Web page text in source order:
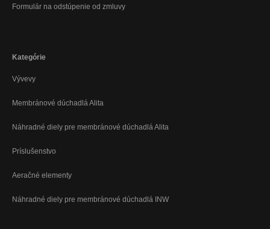
Formulár na odstúpenie od zmluvy
Kategórie
Vývevy
Membránové dúchadlá Alita
Náhradné diely pre membránové dúchadlá Alita
Príslušenstvo
Aeračné elementy
Náhradné diely pre membránové dúchadlá INW